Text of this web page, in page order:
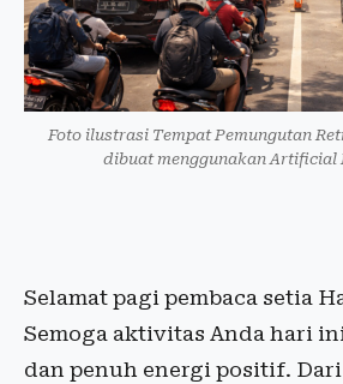
Foto ilustrasi Tempat Pemungutan
dibuat menggunakan Artificial
Selamat pagi pembaca setia
Semoga aktivitas Anda hari
dan penuh energi positif.